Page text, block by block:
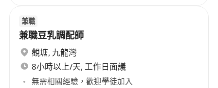
兼職
兼職豆乳調配師
觀塘, 九龍灣
8小時以上/天, 工作日面議
無需相關經驗，歡迎學徒加入